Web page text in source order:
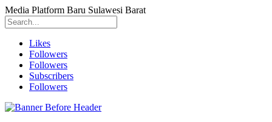
Media Platform Baru Sulawesi Barat
Likes
Followers
Followers
Subscribers
Followers